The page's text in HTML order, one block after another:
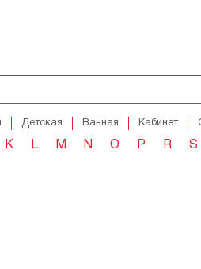
Детская Ванная Кабинет
K L M N O P R S